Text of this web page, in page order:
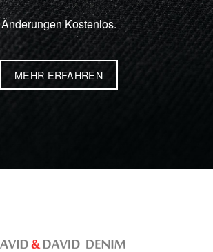
Änderungen Kostenlos.
MEHR ERFAHREN